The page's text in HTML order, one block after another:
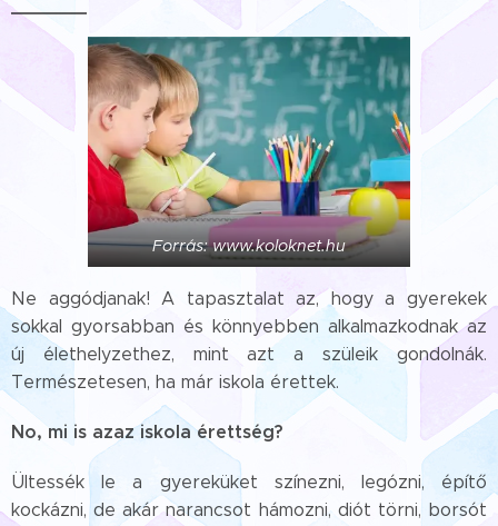
Forrás: www.koloknet.hu
Ne aggódjanak! A tapasztalat az, hogy a gyerekek
sokkal gyorsabban és könnyebben alkalmazkodnak az
új élethelyzethez, mint azt a szüleik gondolnák.
Természetesen, ha már iskola érettek.
No, mi is azaz iskola érettség?
Ültessék le a gyereküket színezni, legózni, építő
kockázni, de akár narancsot hámozni, diót törni, borsót